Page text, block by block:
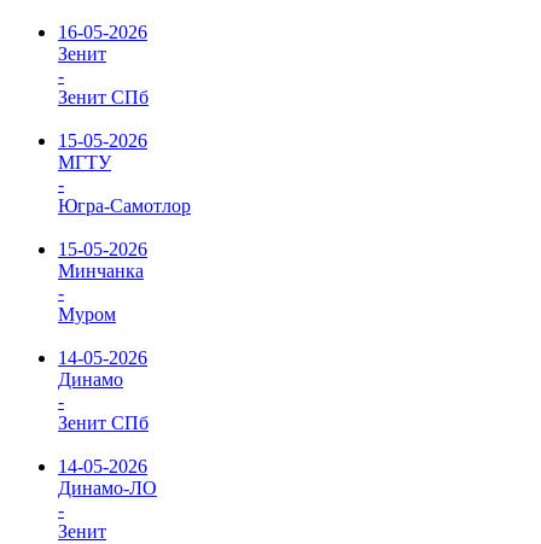
16-05-2026
Зенит
-
Зенит СПб
15-05-2026
МГТУ
-
Югра-Самотлор
15-05-2026
Минчанка
-
Муром
14-05-2026
Динамо
-
Зенит СПб
14-05-2026
Динамо-ЛО
-
Зенит